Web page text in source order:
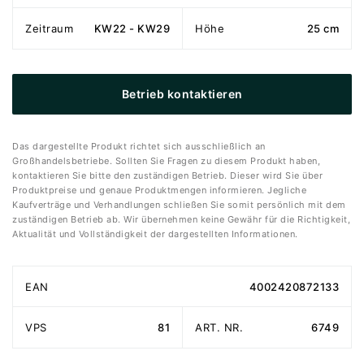
Zeitraum KW22 - KW29 Höhe 25 cm
Betrieb kontaktieren
Das dargestellte Produkt richtet sich ausschließlich an
Großhandelsbetriebe. Sollten Sie Fragen zu diesem Produkt haben,
kontaktieren Sie bitte den zuständigen Betrieb. Dieser wird Sie über
Produktpreise und genaue Produktmengen informieren. Jegliche
Kaufverträge und Verhandlungen schließen Sie somit persönlich mit dem
zuständigen Betrieb ab. Wir übernehmen keine Gewähr für die Richtigkeit,
Aktualität und Vollständigkeit der dargestellten Informationen.
EAN 4002420872133
VPS 81 ART. NR. 6749